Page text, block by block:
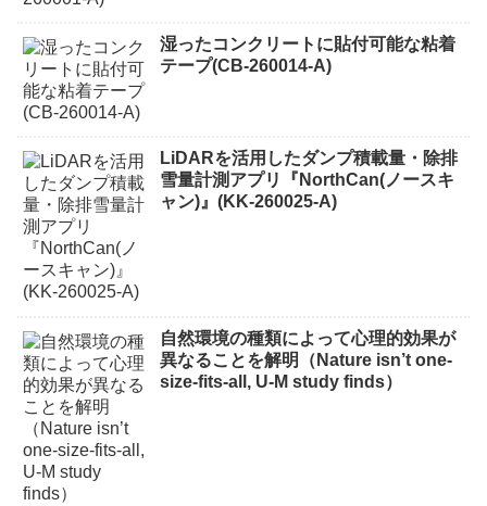
湿ったコンクリートに貼付可能な粘着
テープ(CB-260014-A)
LiDARを活用したダンプ積載量・除排
雪量計測アプリ『NorthCan(ノースキ
ャン)』(KK-260025-A)
自然環境の種類によって心理的効果が
異なることを解明（Nature isn’t one-
size-fits-all, U-M study finds）